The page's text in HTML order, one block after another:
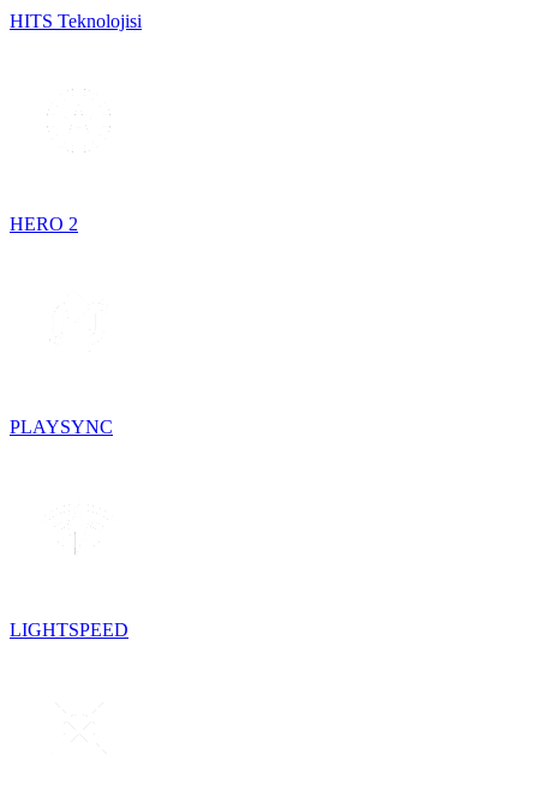
HITS Teknolojisi
HERO 2
PLAYSYNC
LIGHTSPEED